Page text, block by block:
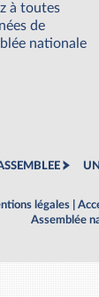
à toutes
de
nationale
légales
Assemblée